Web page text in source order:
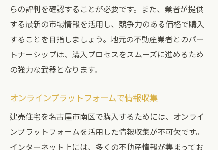
らの評判を確認することが必要です。また、業者が提供
する最新の市場情報を活用し、競争力のある価格で購入
することを目指しましょう。地元の不動産業者とのパー
トナーシップは、購入プロセスをスムーズに進めるため
の強力な武器となります。
オンラインプラットフォームで情報収集
建売住宅を名古屋市南区で購入するためには、オンライ
ンプラットフォームを活用した情報収集が不可欠です。
インターネット上には、多くの不動産情報が集まってお